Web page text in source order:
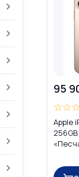
95
☆☆☆
Apple
eSIM)